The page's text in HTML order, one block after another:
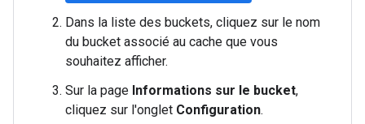
Dans la liste des buckets, cliquez sur le nom
du bucket associé au cache que vous
souhaitez afficher.
Sur la page Informations sur le bucket,
cliquez sur l'onglet Configuration.